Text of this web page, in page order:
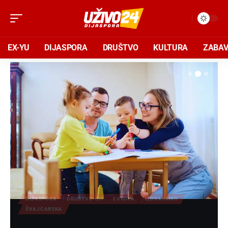
EX-YU DIJASPORA DRUŠTVO KULTURA
DIJASPORA DRUŠTVO-CH EVROPA
IZDVAJAMO
ŠVAJCARSKA